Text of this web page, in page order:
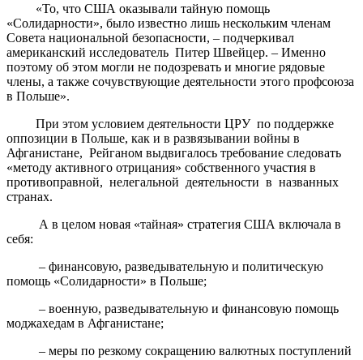
«То, что США оказывали тайную помощь
«Солидарности», было известно лишь нескольким членам
Совета национальной безопасности, – подчеркивал
американский исследователь Питер Швейцер. – Именно
поэтому об этом могли не подозревать и многие рядовые
члены, а также сочувствующие деятельности этого профсоюза
в Польше».
При этом условием деятельности ЦРУ по поддержке
оппозиции в Польше, как и в развязывании войны в
Афганистане, Рейганом выдвигалось требование следовать
«методу активного отрицания» собственного участия в
противоправной, нелегальной деятельности в названных
странах.
А в целом новая «тайная» стратегия США включала в
себя:
– финансовую, разведывательную и политическую
помощь «Солидарности» в Польше;
– военную, разведывательную и финансовую помощь
моджахедам в Афганистане;
– меры по резкому сокращению валютных поступлений